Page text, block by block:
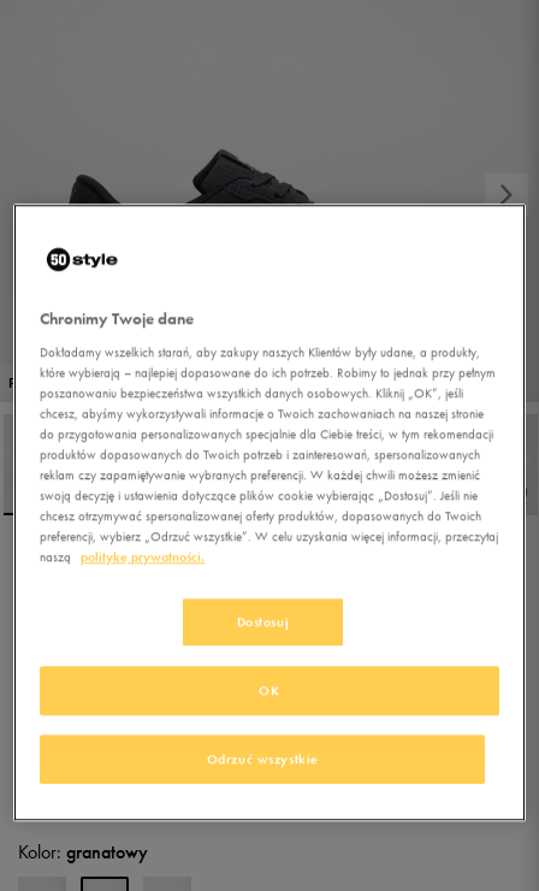
PROMO: DO -30% 1/7
PUMA SMASH 3.0
(11)
229,99zł-25%(cena bezpośrednio przed promocją)
187,49zł-8%(najniższa cena z 30 dni przed obniżką)
Kolor: granatowy
Chronimy Twoje dane
Dokładamy wszelkich starań, aby zakupy naszych Klientów były udane, a produkty,
które wybierają – najlepiej dopasowane do ich potrzeb. Robimy to jednak przy pełnym
poszanowaniu bezpieczeństwa wszystkich danych osobowych. Kliknij „OK”, jeśli
chcesz, abyśmy wykorzystywali informacje o Twoich zachowaniach na naszej stronie
do przygotowania personalizowanych specjalnie dla Ciebie treści, w tym rekomendacji
produktów dopasowanych do Twoich potrzeb i zainteresowań, spersonalizowanych
reklam czy zapamiętywanie wybranych preferencji. W każdej chwili możesz zmienić
swoją decyzję i ustawienia dotyczące plików cookie wybierając „Dostosuj”. Jeśli nie
chcesz otrzymywać spersonalizowanej oferty produktów, dopasowanych do Twoich
preferencji, wybierz „Odrzuć wszystkie”. W celu uzyskania więcej informacji, przeczytaj
naszą
politykę prywatności.
Dostosuj
Odrzuć wszystkie
OK